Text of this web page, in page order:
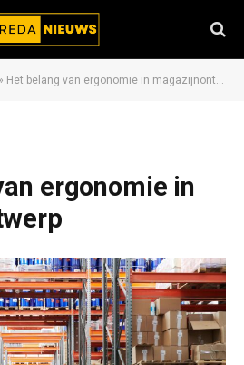
» Het belang van ergonomie in magazijnontwerp
ergonomie in